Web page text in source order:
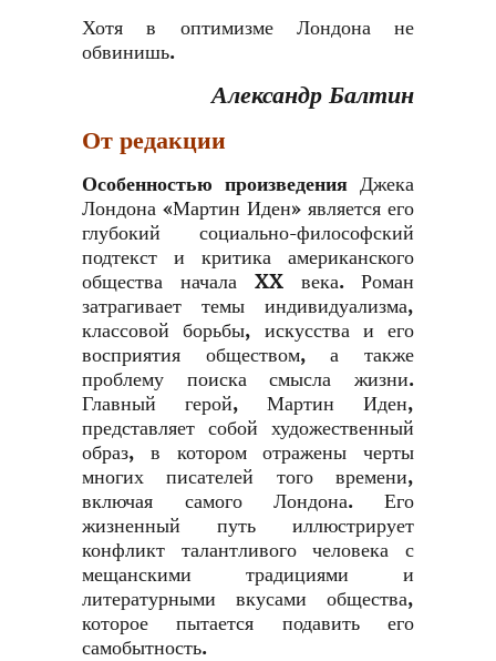
Хотя в оптимизме Лондона не
обвинишь.
Александр Балтин
От редакции
Особенностью произведения Джека
Лондона «Мартин Иден» является его
глубокий социально-философский
подтекст и критика американского
общества начала XX века. Роман
затрагивает темы индивидуализма,
классовой борьбы, искусства и его
восприятия обществом, а также
проблему поиска смысла жизни.
Главный герой, Мартин Иден,
представляет собой художественный
образ, в котором отражены черты
многих писателей того времени,
включая самого Лондона. Его
жизненный путь иллюстрирует
конфликт талантливого человека с
мещанскими традициями и
литературными вкусами общества,
которое пытается подавить его
самобытность.